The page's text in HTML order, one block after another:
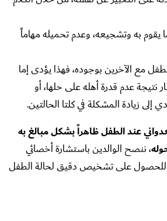
يقوم به وتشجيعه، وعدم تحميله مهاماً
مع الآخرين بوجوده، فهذا يؤدى إما
نتيجة عدم قدرة أهله على حلها، أو
إلى زيادة المشكلة في كلتا الحالتين.
عند الطفل ظاهراً بشكل مبالغ به
، ننصح الوالدين باستشارة أخصائي
للحصول على تشخيص دقيق لحالة الطفل